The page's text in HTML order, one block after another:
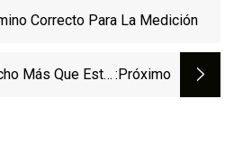
Correcto Para La Medición
Más Que Estar :próximo